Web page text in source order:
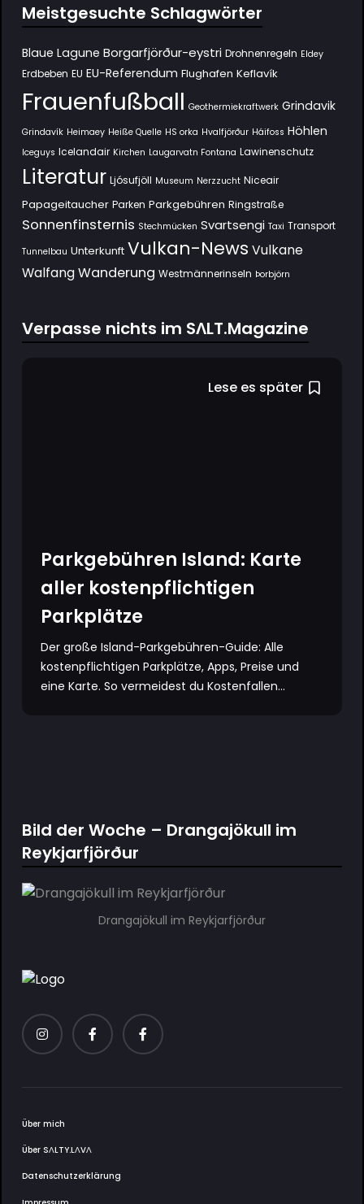
Meistgesuchte Schlagwörter
Blaue Lagune Borgarfjörður-eystri Drohnenregeln Eldey
Erdbeben EU EU-Referendum Flughafen Keflavík
Frauenfußball Geothermiekraftwerk Grindavik
Grindavík Heimaey Heiße Quelle HS orka Hvalfjörður Háifoss Höhlen
Iceguys Icelandair Kirchen Laugarvatn Fontana Lawinenschutz
Literatur Ljósufjöll Museum Nerzzucht Niceair
Papageitaucher Parken Parkgebühren Ringstraße
Sonnenfinsternis Stechmücken Svartsengi Taxi Transport
Tunnelbau Unterkunft Vulkan-News Vulkane
Walfang Wanderung Westmännerinseln Þorbjörn
Verpasse nichts im SΛLT.Magazine
Lese es später
Parkgebühren Island: Karte
aller kostenpflichtigen
Parkplätze
Der große Island-Parkgebühren-Guide: Alle
kostenpflichtigen Parkplätze, Apps, Preise und
eine Karte. So vermeidest du Kostenfallen...
Bild der Woche – Drangajökull im
Reykjarfjörður
Drangajökull im Reykjarfjörður
Über mich
Über SΛLTY.LΛVΛ
Datenschutzerklärung